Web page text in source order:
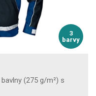
3
barvy
(275 g/m²) s